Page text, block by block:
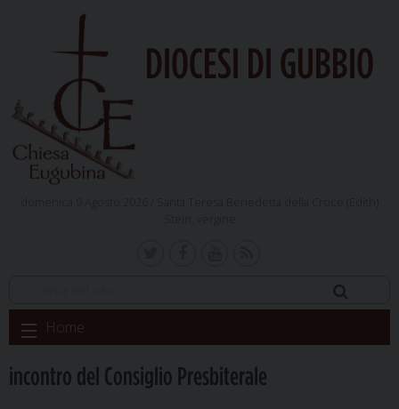
DIOCESI DI GUBBIO
Skip
to
Home
incontro del Consiglio Presbiterale